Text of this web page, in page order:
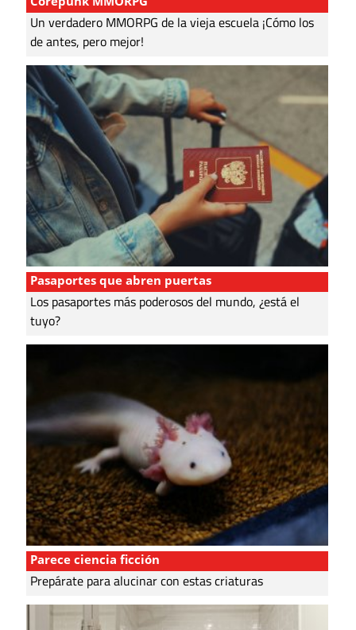
Un verdadero MMORPG de la vieja escuela ¡Cómo los
de antes, pero mejor!
Pasaportes que abren puertas
Los pasaportes más poderosos del mundo, ¿está el
tuyo?
Parece ciencia ficción
Prepárate para alucinar con estas criaturas